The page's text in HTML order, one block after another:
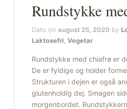
Rundstykke
Dato on august 25, 2020 by
Laktosefri Vegetar
Rundstykke med chiafrø er
De er fyldige og holder
Strukturen i dejen er også
glutenholdig dej. Smagen
morgenbordet.